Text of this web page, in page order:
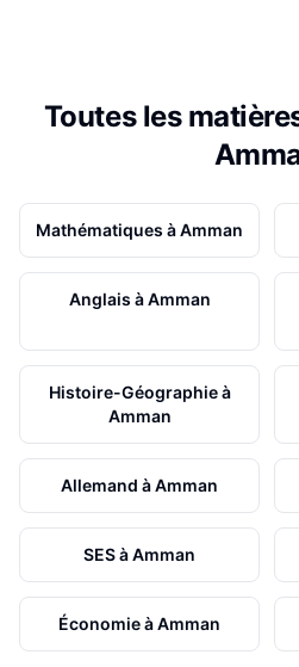
Toutes les
Mathématiques àAmman
Anglais àAmman
Histoire-Géographieà
Amman
Allemand àAmman
SESàAmman
ÉconomieàAmman